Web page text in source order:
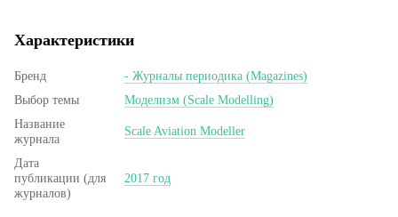
Характеристики
Бренд
- Журналы периодика (Magazines)
Выбор темы
Моделизм (Scale Modelling)
Название
журнала
Scale Aviation Modeller
Дата
публикации (для
журналов)
2017 год